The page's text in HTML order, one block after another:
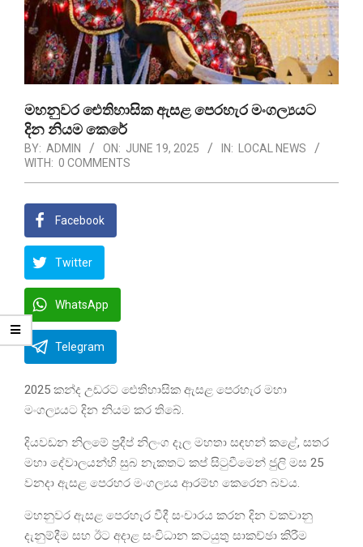
මහනුවර ඓතිහාසික ඇසළ පෙරහැර මංගල්‍යයට
දින නියම කෙරේ
BY: ADMIN ON: JUNE 19, 2025 IN:
LOCAL NEWS
WITH: 0 COMMENTS
Facebook
Twitter
WhatsApp
Telegram
2025 කන්ද උඩරට ඓතිහාසික ඇසළ පෙරහැර මහා
මංගල්‍යයට දින නියම කර තිබේ.
දියවඩන නිලමේ ප්‍රදීප් නිලංග දෑල මහතා සඳහන් කළේ, සතර
මහා දේවාලයන්හි සුබ නැකතට කප් සිටුවීමෙන් ජුලි මස 25
වනදා ඇසළ පෙරහර මංගල්‍යය ආරම්භ කෙරෙන බවය.
මහනුවර ඇසළ පෙරහැර වීදී සංචාරය කරන දින වකවානු
දැනුම්දීම සහ ඊට අදාළ සංවිධාන කටයුතු සාකච්ඡා කිරීම